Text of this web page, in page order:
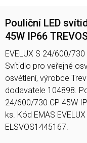
Pouliční LED
45W IP66
EVELUX S 24/600/
Svítidlo pro veřejné
osvětlení, výrobce
dodavatele 104898.
24/600/730 CP 45W
ks. Kód EMAS
ELSVOS1445167.